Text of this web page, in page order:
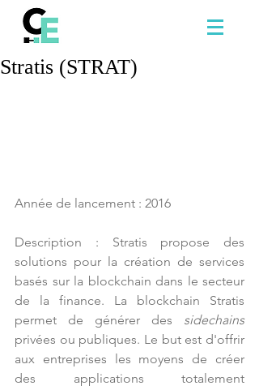
Stratis (STRAT)
Année de lancement : 2016
Description : Stratis propose des
solutions pour la création de services
basés sur la blockchain dans le secteur
de la finance. La blockchain Stratis
permet de générer des sidechains
privées ou publiques. Le but est d'offrir
aux entreprises les moyens de créer
des applications totalement